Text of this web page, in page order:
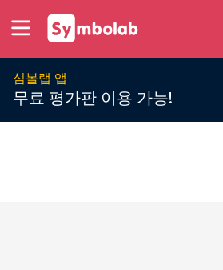
심볼랩 앱
무료 평가판 이용 가능!